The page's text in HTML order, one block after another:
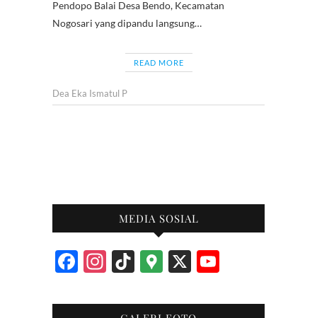
Pendopo Balai Desa Bendo, Kecamatan
Nogosari yang dipandu langsung…
READ MORE
Dea Eka Ismatul P
MEDIA SOSIAL
F
e
In
ag
Ti
T
G
o
X
u